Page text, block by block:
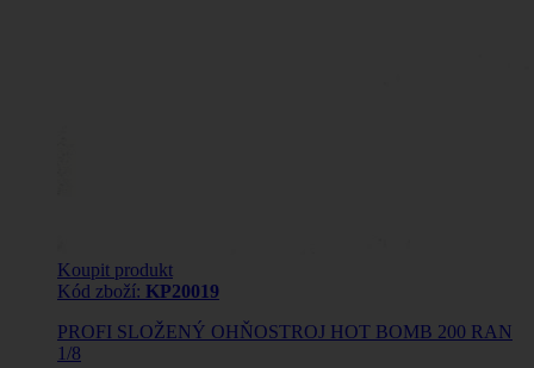
Koupit produkt
Kód zboží: KP20019
PROFI SLOŽENÝ OHŇOSTROJ HOT BOMB 200 RAN
1/8